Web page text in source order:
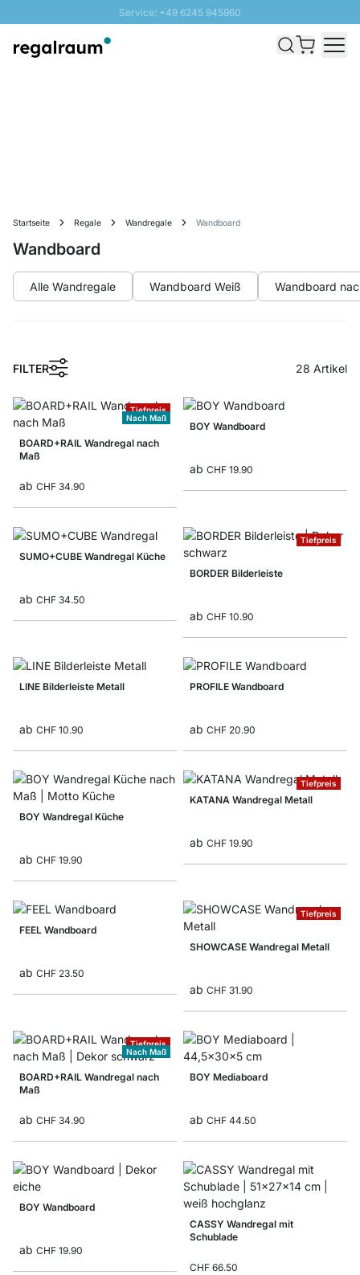
Service: +49 6245 945960
Versand & Zoll gratis ab 300 CHF
Startseite Regale Wandregale Wandboard
Wandboard
Alle Wandregale Wandboard Weiß Wandboard
FILTER 28 Artikel
Tiefpreis
Nach Maß
BOARD+RAIL Wandregal nach
Maß
ab CHF 34.90
BOY Wandboard
ab CHF 19.90
SUMO+CUBE Wandregal Küche
ab CHF 34.50
Tiefpreis
BORDER Bilderleiste
ab CHF 10.90
LINE Bilderleiste Metall
ab CHF 10.90
PROFILE Wandboard
ab CHF 20.90
BOY Wandregal Küche
ab CHF 19.90
Tiefpreis
KATANA Wandregal Metall
ab CHF 19.90
FEEL Wandboard
ab CHF 23.50
Tiefpreis
SHOWCASE Wandregal Metall
ab CHF 31.90
Tiefpreis
Nach Maß
BOARD+RAIL Wandregal nach
Maß
ab CHF 34.90
BOY Mediaboard
ab CHF 44.50
BOY Wandboard
ab CHF 19.90
CASSY Wandregal mit
Schublade
CHF 66.50